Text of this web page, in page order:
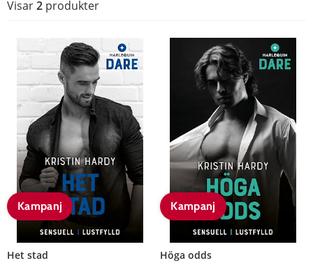
Visar2 produkter
Kampanj
Het stad
Kampanj
Höga odds